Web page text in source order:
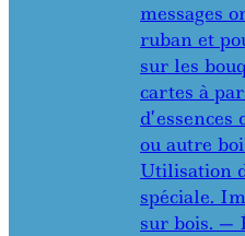
messages
ruban et
sur les
cartes à
ou autre
Utilisation
spéciale.
sur bois. —